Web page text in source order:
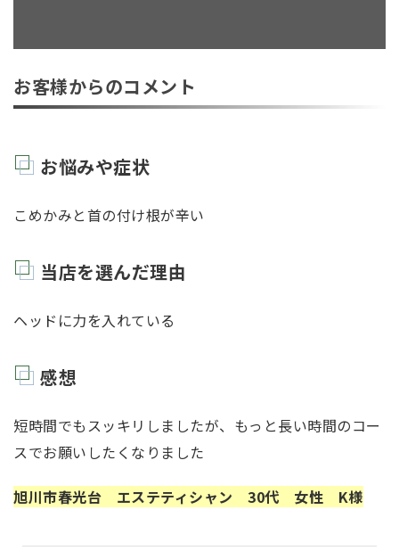
お客様からのコメント
お悩みや症状
こめかみと首の付け根が辛い
当店を選んだ理由
ヘッドに力を入れている
感想
短時間でもスッキリしましたが、もっと長い時間のコー
スでお願いしたくなりました
旭川市春光台 エステティシャン 30代 女性 K様